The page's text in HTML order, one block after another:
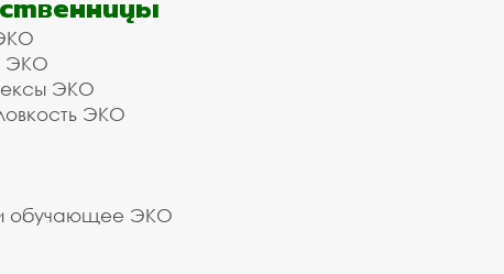
ЭКО
ЭКО
ЭКО
обучающее ЭКО